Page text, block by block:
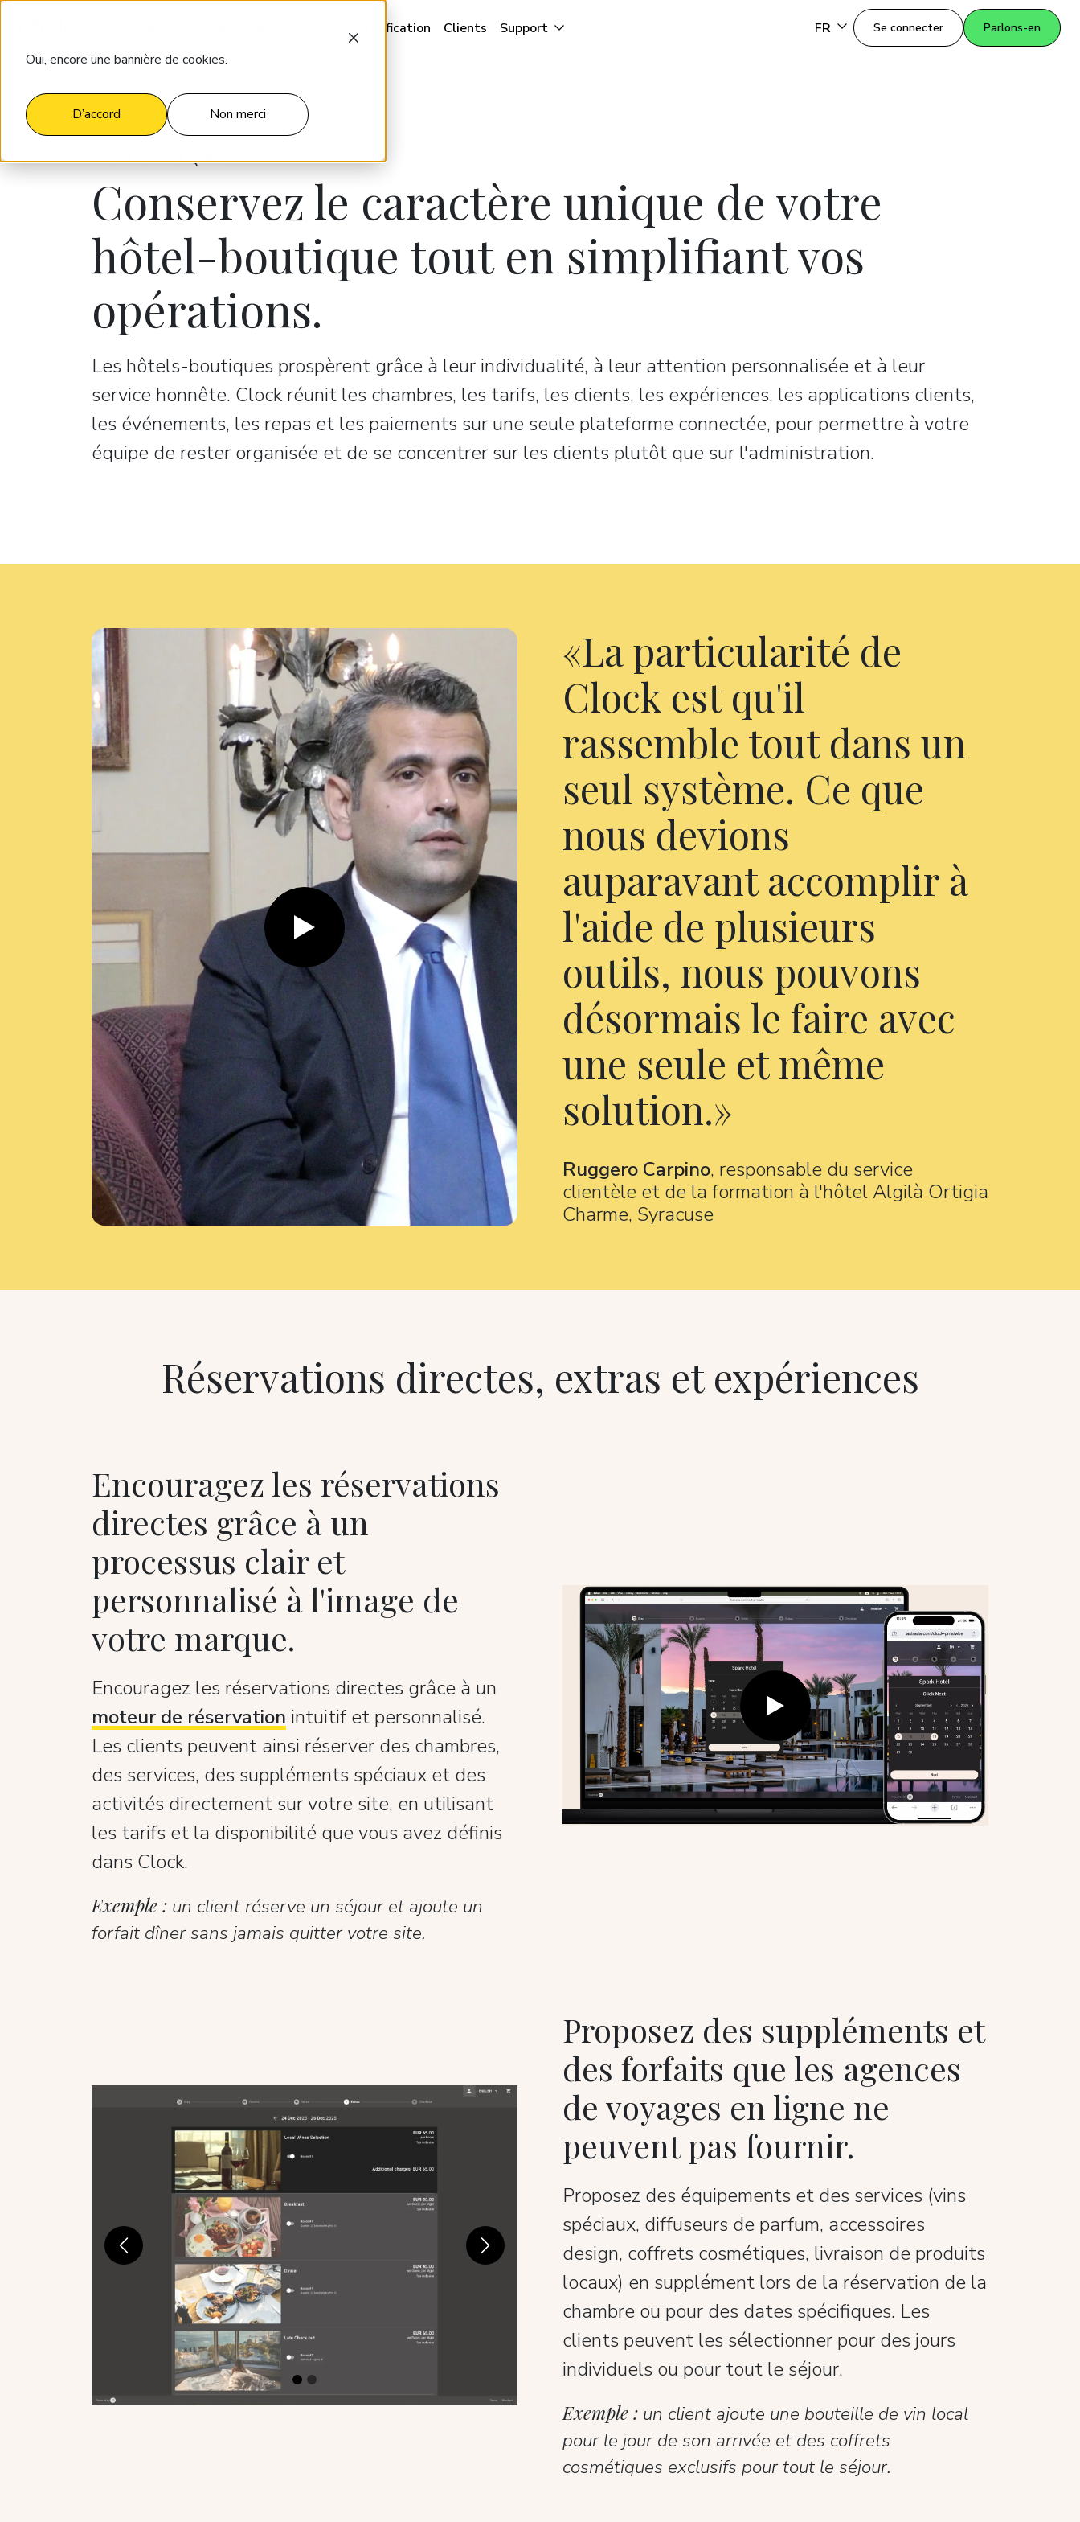
Oui, encore une bannière de cookies.
D’accord Non merci
Tarification Clients Support FR Se connecter Parlons-en
HÔTELS-BOUTIQUES
Conservez le caractère unique de votre
hôtel-boutique tout en simplifiant vos
opérations.
Les hôtels-boutiques prospèrent grâce à leur individualité, à leur attention personnalisée et à leur
service honnête. Clock réunit les chambres, les tarifs, les clients, les expériences, les applications clients,
les événements, les repas et les paiements sur une seule plateforme connectée, pour permettre à votre
équipe de rester organisée et de se concentrer sur les clients plutôt que sur l'administration.
La particularité de
Clock est qu'il
rassemble tout dans un
seul système. Ce que
nous devions
auparavant accomplir à
l'aide de plusieurs
outils, nous pouvons
désormais le faire avec
une seule et même
solution.
Ruggero Carpino, responsable du service
clientèle et de la formation à l'hôtel Algilà Ortigia
Charme, Syracuse
Réservations directes, extras et expériences
Encouragez les réservations
directes grâce à un
processus clair et
personnalisé à l'image de
votre marque.
Encouragez les réservations directes grâce à un
moteur de réservation intuitif et personnalisé.
Les clients peuvent ainsi réserver des chambres,
des services, des suppléments spéciaux et des
activités directement sur votre site, en utilisant
les tarifs et la disponibilité que vous avez définis
dans Clock.
Exemple : un client réserve un séjour et ajoute un
forfait dîner sans jamais quitter votre site.
Proposez des suppléments et
des forfaits que les agences
de voyages en ligne ne
peuvent pas fournir.
Proposez des équipements et des services (vins
spéciaux, diffuseurs de parfum, accessoires
design, coffrets cosmétiques, livraison de produits
locaux) en supplément lors de la réservation de la
chambre ou pour des dates spécifiques. Les
clients peuvent les sélectionner pour des jours
individuels ou pour tout le séjour.
Exemple : un client ajoute une bouteille de vin local
pour le jour de son arrivée et des coffrets
cosmétiques exclusifs pour tout le séjour.
Previous Next